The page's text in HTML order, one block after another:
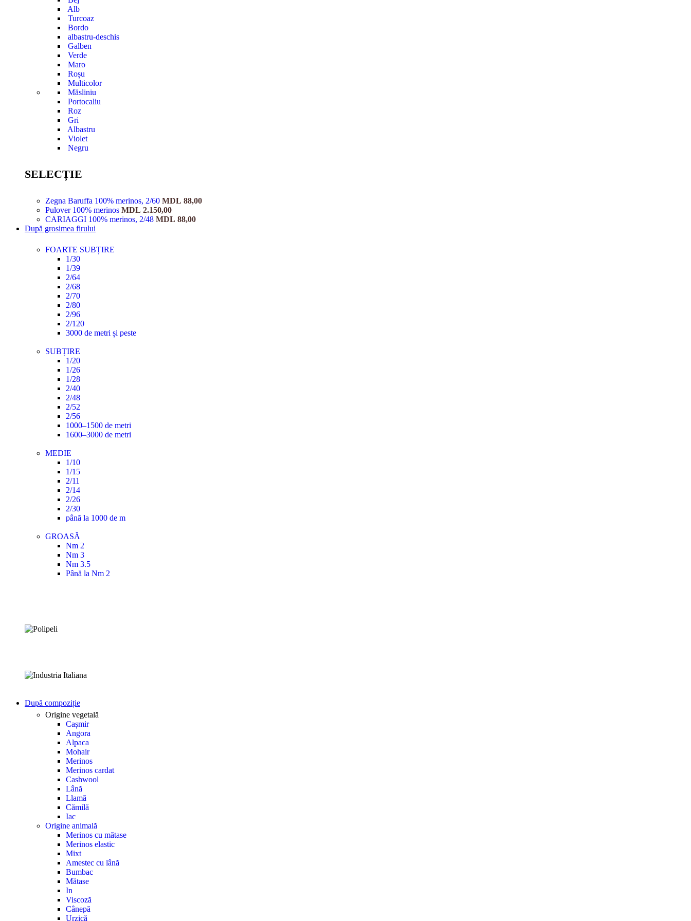
Alb
Turcoaz
Bordo
albastru-deschis
Galben
Verde
Maro
Roșu
Multicolor
Măsliniu
Portocaliu
Roz
Gri
Albastru
Violet
Negru
SELECȚIE
Zegna Baruffa 100% merinos, 2/60 MDL 88,00
Pulover 100% merinos MDL 2.150,00
CARIAGGI 100% merinos, 2/48 MDL 88,00
După grosimea firului
FOARTE SUBȚIRE
1/30
1/39
2/64
2/68
2/70
2/80
2/96
2/120
3000 de metri și peste
SUBȚIRE
1/20
1/26
1/28
2/40
2/48
2/52
2/56
1000–1500 de metri
1600–3000 de metri
MEDIE
1/10
1/15
2/11
2/14
2/26
2/30
până la 1000 de m
GROASĂ
Nm 2
Nm 3
Nm 3.5
Până la Nm 2
După compoziție
Origine vegetală
Cașmir
Angora
Alpaca
Mohair
Merinos
Merinos cardat
Cashwool
Lână
Llamă
Cămilă
Iac
Origine animală
Merinos cu mătase
Merinos elastic
Mixt
Amestec cu lână
Bumbac
Mătase
In
Viscoză
Cânepă
Urzică